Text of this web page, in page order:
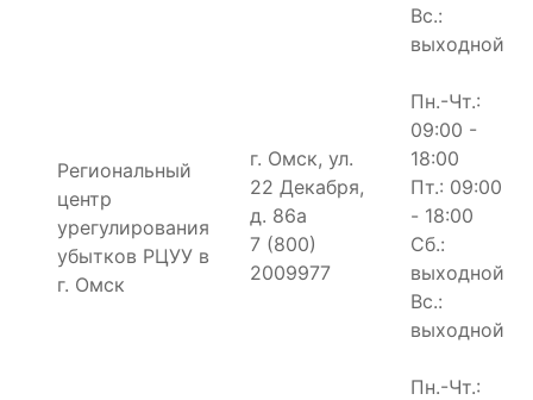
Вс.:
выходной
Региональный
центр
урегулирования
убытков РЦУУ в
г. Омск
г. Омск, ул.
22 Декабря,
д. 86а
7 (800)
2009977
Пн.-Чт.:
09:00 -
18:00
Пт.: 09:00
- 18:00
Сб.:
выходной
Вс.:
выходной
Пн.-Чт.: